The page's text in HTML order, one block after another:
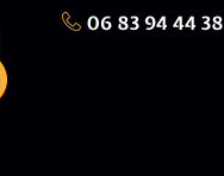
06 83 94 44 38